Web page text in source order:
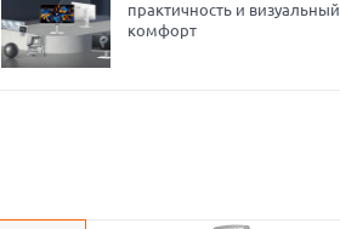
практичность и визуальный
комфорт